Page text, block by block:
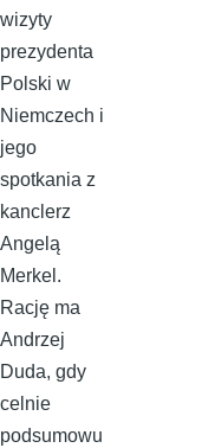
wizyty
prezydenta
Polski w
Niemczech i
jego
spotkania z
kanclerz
Angelą
Merkel.
Rację ma
Andrzej
Duda, gdy
celnie
podsumowu